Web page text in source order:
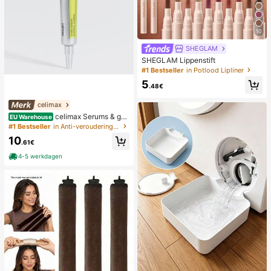
celimax
EU Warehouse celimax Serums & gez
ichtsbehandelingen
#1 Bestseller in Anti-veroudering Serums & Gezichtsbehandelingen
10.61€
4-5 werkdagen
10
SHEGLAM
SHEGLAM Lippenstift
#1 Bestseller in Potlood Lipliner
5.48€